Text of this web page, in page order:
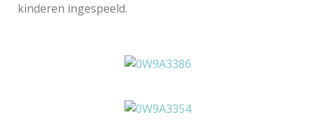
kinderen ingespeeld.